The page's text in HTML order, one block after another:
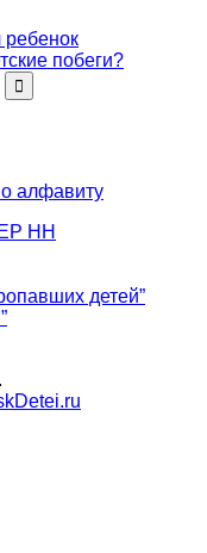
ребенок
побеги?
алфавиту